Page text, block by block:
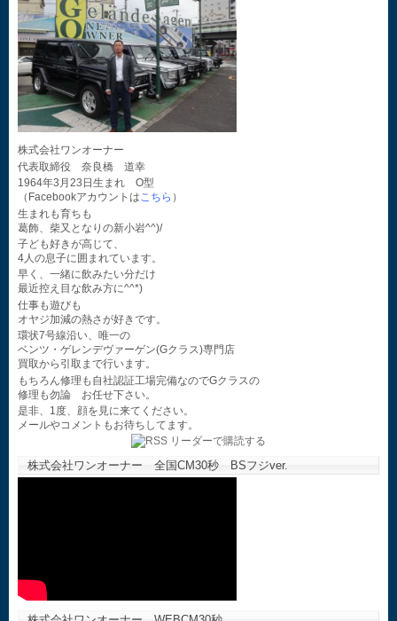
株式会社ワンオーナー
代表取締役 奈良橋 道幸
1964年3月23日生まれ O型
（Facebookアカウントはこちら ）
生まれも育ちも
葛飾、柴又となりの新小岩^^)/
子ども好きが高じて、
4人の息子に囲まれています。
早く、一緒に飲みたい分だけ
最近控え目な飲み方に^^*)
仕事も遊びも
オヤジ加減の熱さが好きです。
環状7号線沿い、唯一の
ベンツ・ゲレンデヴァーゲン(Gクラス)専門店
買取から引取まで行います。
もちろん修理も自社認証工場完備なのでGクラスの
修理も勿論 お任せ下さい。
是非、1度、顔を見に来てください。
メールやコメントもお待ちしてます。
株式会社ワンオーナー 全国CM30秒 BSフジver.